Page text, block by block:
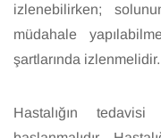
izlenebilirken;
müdahale
şartlarında izlenmelidir.
Hastalığın